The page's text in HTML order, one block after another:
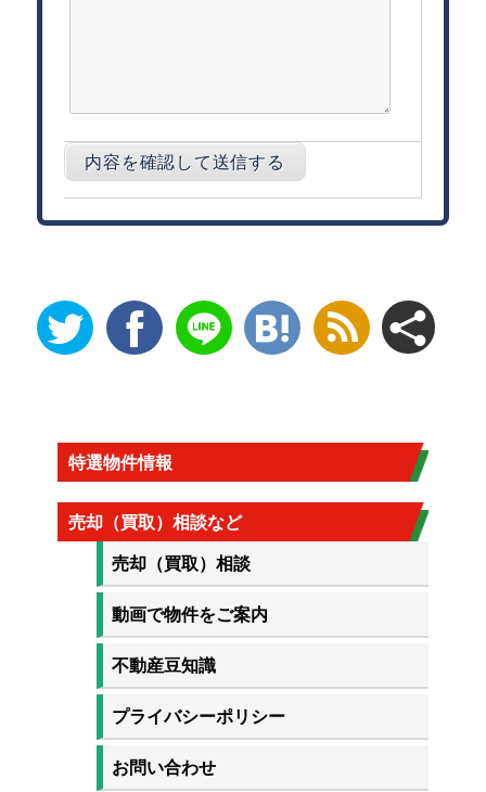
特選物件情報
売却（買取）相談など
売却（買取）相談
動画で物件をご案内
不動産豆知識
プライバシーポリシー
お問い合わせ